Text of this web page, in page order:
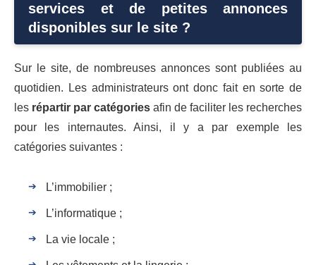
services et de petites annonces
disponibles sur le site ?
Sur le site, de nombreuses annonces sont publiées au
quotidien. Les administrateurs ont donc fait en sorte de
les répartir par catégories afin de faciliter les recherches
pour les internautes. Ainsi, il y a par exemple les
catégories suivantes :
L’immobilier ;
L’informatique ;
La vie locale ;